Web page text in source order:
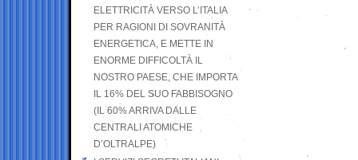
ELETTRICITÀ VERSO L’ITALIA
PER RAGIONI DI SOVRANITÀ
ENERGETICA, E METTE IN
ENORME DIFFICOLTÀ IL
NOSTRO PAESE, CHE IMPORTA
IL 16% DEL SUO FABBISOGNO
(IL 60% ARRIVA DALLE
CENTRALI ATOMICHE
D’OLTRALPE)